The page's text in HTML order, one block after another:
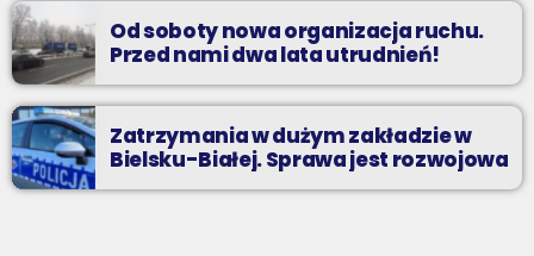
Od soboty nowa organizacja ruchu.
Przed nami dwa lata utrudnień!
Zatrzymania w dużym zakładzie w
Bielsku-Białej. Sprawa jest rozwojowa